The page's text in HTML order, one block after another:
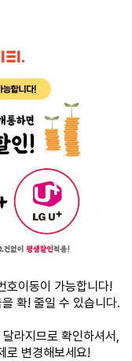
호이동이 가능합니다!
확! 줄일 수 있습니다.
라지므로 확인하셔서,
로 변경해보세요!